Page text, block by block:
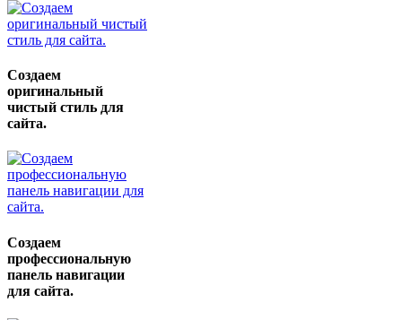
Создаем
оригинальный
чистый стиль для
сайта.
Создаем
профессиональную
панель навигации
для сайта.